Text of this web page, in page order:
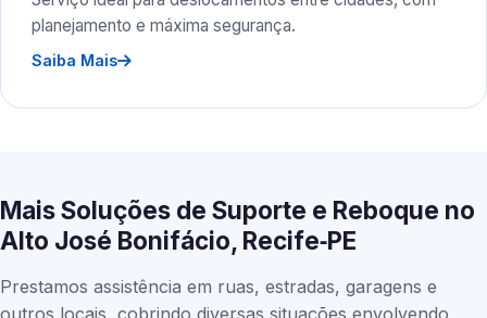
planejamento e máxima segurança.
Saiba Mais
Mais Soluções de Suporte e Reboque no
Alto José Bonifácio, Recife‑PE
Prestamos assistência em ruas, estradas, garagens e
outros locais, cobrindo diversas situações envolvendo